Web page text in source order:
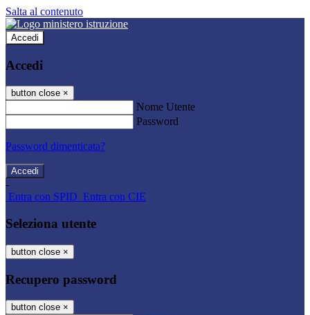
Salta al contenuto
Accedi
Accedi
button close ×
Nome Utente
Password
Password dimenticata?
-
Entra con SPID Entra con CIE
Seleziona utente
button close ×
Recupero password
button close ×